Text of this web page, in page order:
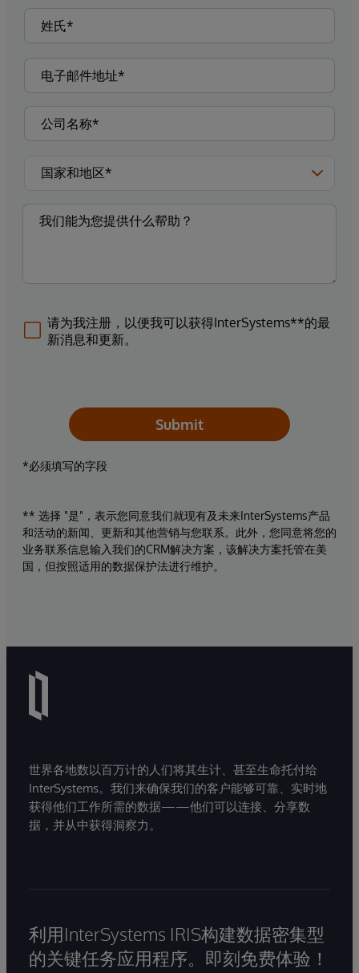
请为我注册，以便我可以获得InterSystems**的最
新消息和更新。
Submit
*必须填写的字段
** 选择 "是"，表示您同意我们就现有及未来InterSystems产品
和活动的新闻、更新和其他营销与您联系。此外，您同意将您的
业务联系信息输入我们的CRM解决方案，该解决方案托管在美
国，但按照适用的数据保护法进行维护。
世界各地数以百万计的人们将其生计、甚至生命托付给
InterSystems。我们来确保我们的客户能够可靠、实时地
获得他们工作所需的数据——他们可以连接、分享数
据，并从中获得洞察力。
利用InterSystems IRIS构建数据密集型
的关键任务应用程序。即刻免费体验！